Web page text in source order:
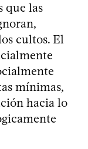
que las
cultos. El
mínimas,
hacia lo